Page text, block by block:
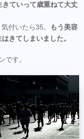
きていって歳重ねて大丈
付いたら35。
もう美容
きてしまいました。
です。